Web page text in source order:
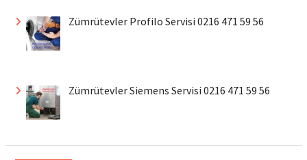
Zümrütevler Profilo Servisi 0216 471 59 56
Zümrütevler Siemens Servisi 0216 471 59 56